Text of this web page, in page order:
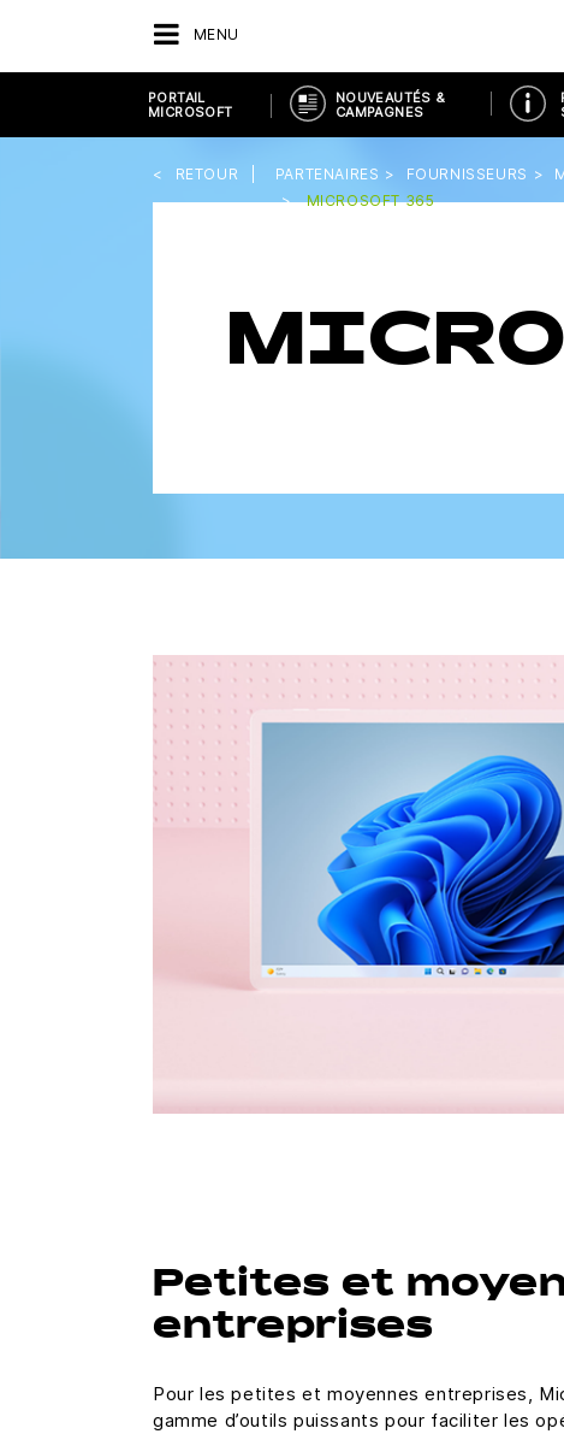
MENU
PORTAIL
MICROSOFT
NOUVEAUTÉS &
CAMPAGNES
RETOUR PARTENAIRES FOURNISSEURS
MICROSOFT 365
Petites et
entreprises
Pour les petites et moyennes entreprises,
gamme d’outils puissants pour faciliter les